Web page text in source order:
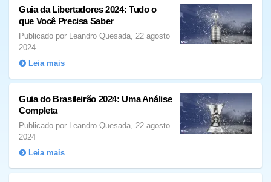
Guia da Libertadores 2024: Tudo o
que Você Precisa Saber
Publicado por Leandro Quesada, 22 agosto
2024
Leia mais
Guia do Brasileirão 2024: Uma Análise
Completa
Publicado por Leandro Quesada, 22 agosto
2024
Leia mais